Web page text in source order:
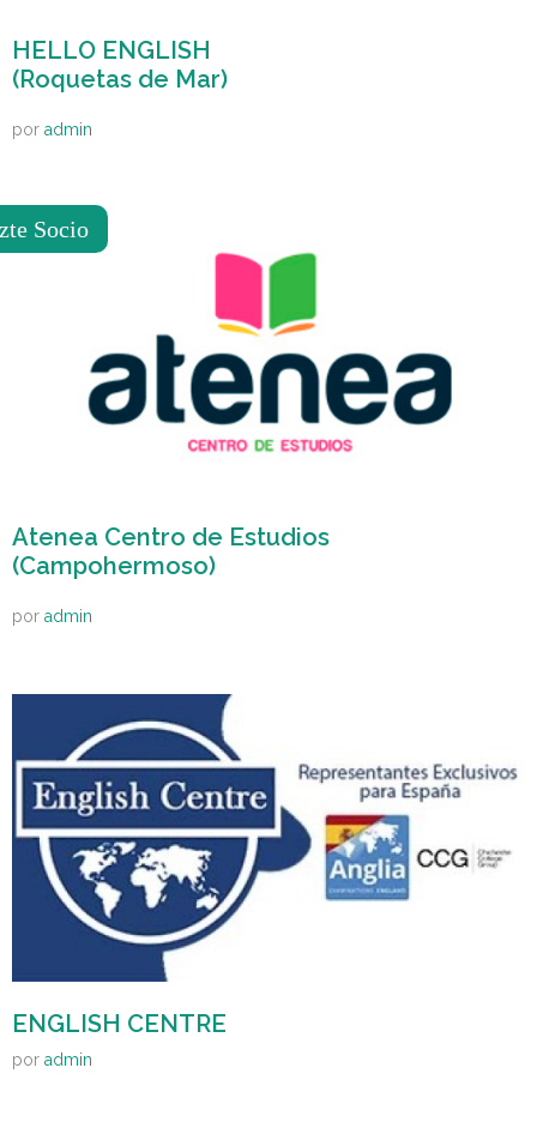
HELLO ENGLISH
(Roquetas de Mar)
por admin
Atenea Centro de Estudios
(Campohermoso)
por admin
ENGLISH CENTRE
por admin
Socio